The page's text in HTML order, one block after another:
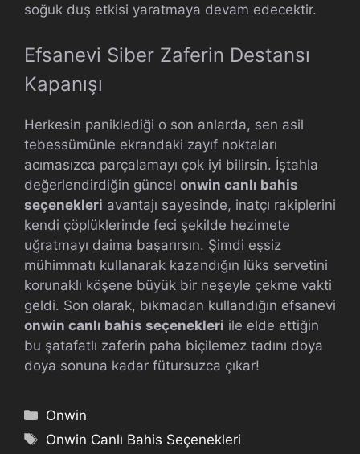
soğuk duş etkisi yaratmaya devam edecektir.
Efsanevi Siber Zaferin Destansı
Kapanışı
Herkesin paniklediği o son anlarda, sen asil
tebessümünle ekrandaki zayıf noktaları
acımasızca parçalamayı çok iyi bilirsin. İştahla
değerlendirdiğin güncel onwin canlı bahis
seçenekleri avantajı sayesinde, inatçı rakiplerini
kendi çöplüklerinde feci şekilde hezimete
uğratmayı daima başarırsın. Şimdi eşsiz
mühimmatı kullanarak kazandığın lüks servetini
korunaklı köşene büyük bir neşeyle çekme vakti
geldi. Son olarak, bıkmadan kullandığın efsanevi
onwin canlı bahis seçenekleri ile elde ettiğin
bu şatafatlı zaferin paha biçilemez tadını doya
doya sonuna kadar fütursuzca çıkar!
Kategoriler
Onwin
Etiketler
Onwin Canlı Bahis Seçenekleri